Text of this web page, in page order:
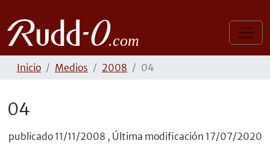
Inicio Medios 2008 04
04
publicado 11/11/2008 , Última modificación 17/07/2020